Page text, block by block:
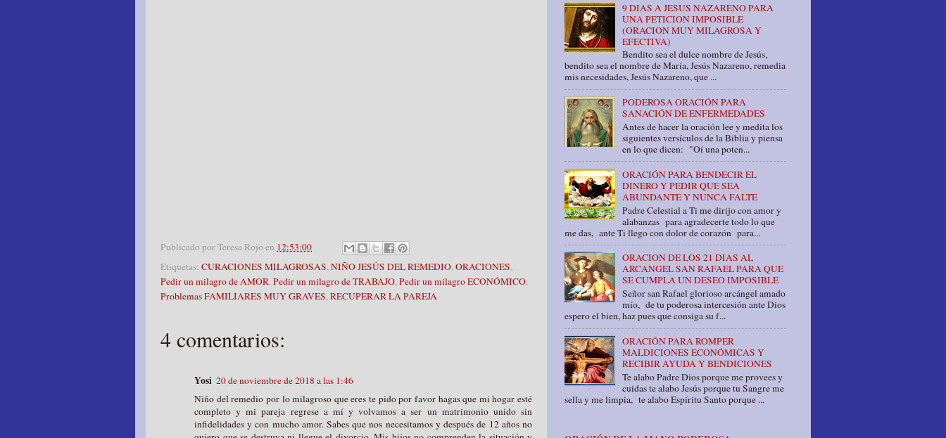
Publicado porTeresa Rojo en 12:53:00
Etiquetas: CURACIONES MILAGROSAS,NIÑO JESÚS DEL REMEDIO,ORACIONES,
Pedir un milagro de AMOR,Pedir un milagro de TRABAJO,Pedir un milagro ECONÓMICO,
Problemas FAMILIARES MUY GRAVES,RECUPERAR LA PAREJA
4 comentarios:
Yosi 20 de noviembre de 2018 a las 1:46
Niño del remedio por lo milagroso que eres te pido por favor hagas que mi hogar esté
completo y mi pareja regrese a mí y volvamos a ser un matrimonio unido sin
infidelidades y con mucho amor. Sabes que nos necesitamos y después de 12 años no
9 DIAS A JESUS NAZARENO PARA
UNA PETICION IMPOSIBLE
(ORACION MUY MILAGROSA Y
EFECTIVA)
Bendito sea el dulce nombre de Jesús,
bendito sea el nombre de María, Jesús Nazareno, remedia
mis necesidades, Jesús Nazareno, que ...
PODEROSA ORACIÓN PARA
SANACIÓN DE ENFERMEDADES
Antes de hacer la oración lee y medita los
siguientes versículos de la Biblia y piensa
en lo que dicen: "Oí una poten...
ORACIÓN PARA BENDECIR EL
DINERO Y PEDIR QUE SEA
ABUNDANTE Y NUNCA FALTE
Padre Celestial a Ti me dirijo con amor y
alabanzas para agradecerte todo lo que
me das, ante Ti llego con dolor de corazón para...
ORACION DE LOS 21 DIAS AL
ARCANGEL SAN RAFAEL PARA QUE
SE CUMPLA UN DESEO IMPOSIBLE
Señor san Rafael glorioso arcángel amado
mío, de tu poderosa intercesión ante Dios
espero el bien, haz pues que consiga su f...
ORACIÓN PARA ROMPER
MALDICIONES ECONÓMICAS Y
RECIBIR AYUDA Y BENDICIONES
Te alabo Padre Dios porque me provees y
cuidas te alabo Jesús porque tu Sangre me
sella y me limpia, te alabo Espíritu Santo porque ...